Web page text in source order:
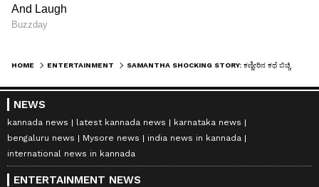
HOME ENTERTAINMENT
NEWS
kannada news latest kannada news
karnataka news
bengaluru news
Mysore news
india news in kannada
international news in kannada
ENTERTAINMENT NEWS